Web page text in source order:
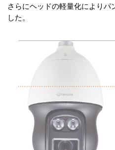
さらにヘッドの軽量化によりパ
した。